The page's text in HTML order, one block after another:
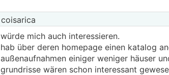
coisarica
würde mich auch interessieren.
hab über deren homepage einen katalog
außenaufnahmen einiger weniger häuser
grundrisse wären schon interessant